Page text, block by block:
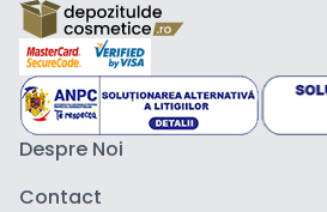
Despre Noi
Contact